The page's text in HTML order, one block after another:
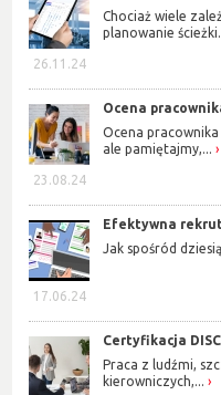
26.11.24
Chociaż wiele
planowanie
23.08.24
Ocena
Ocena
ale pamiętajmy,...
17.06.24
Efektywna
Jak spośród
Certyfikacja
Praca z ludźmi,
kierowniczych,...